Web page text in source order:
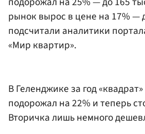
рынок вырос в цене на 17% —
подсчитали аналитики
«Мир квартир».
В Геленджике за год
подорожал на 22% и теперь
Вторичка лишь немного